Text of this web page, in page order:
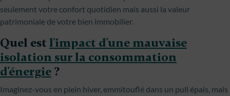
seulement votre confort quotidien mais aussi la valeur
patrimoniale de votre bien immobilier.
Quel est l'impact d'une mauvaise
isolation sur la consommation
d'énergie ?
Imaginez-vous en plein hiver, emmitouflé dans un pull épais, mais